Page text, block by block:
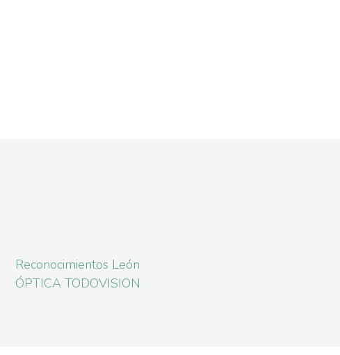
Reconocimientos León
ÓPTICA TODOVISION